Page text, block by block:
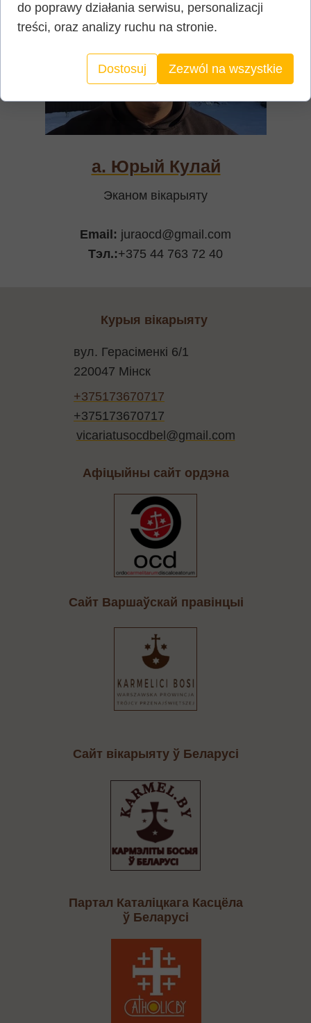
а. Юрый Кулай
Эканом вікарыяту
Email: juraocd@gmail.com
Тэл.:+375 44 763 72 40
вул. Герасіменкі 6/1
220047 Мінск
Сайт вікарыяту ў Беларусі
Партал Каталіцкага Касцёла
ў Беларусі
Афіцыйны сайт ордэна
+375173670717
+375173670717
vicariatusocdbel@gmail.com
Курыя вікарыяту
Cайт Варшаўскай правінцыі
do poprawy działania serwisu, personalizacji
treści, oraz analizy ruchu na stronie.
Dostosuj Zezwól na wszystkie